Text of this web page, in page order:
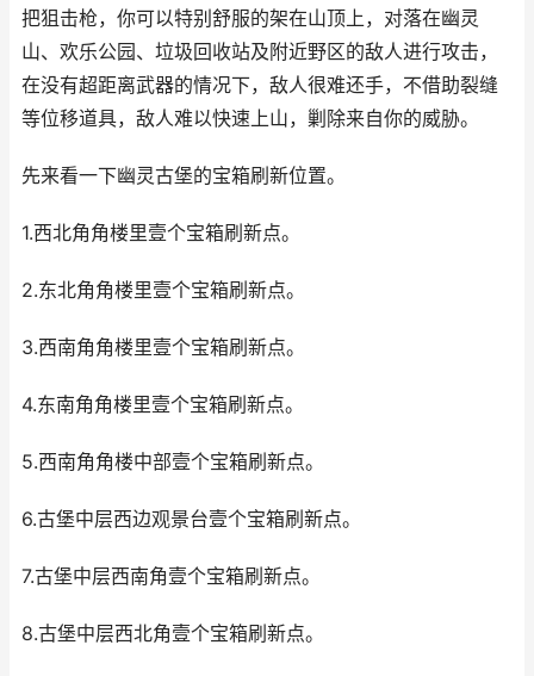
把狙击枪，你可以特别舒服的架在山顶上，对落在幽灵
山、欢乐公园、垃圾回收站及附近野区的敌人进行攻击，
在没有超距离武器的情况下，敌人很难还手，不借助裂缝
等位移道具，敌人难以快速上山，剿除来自你的威胁。
先来看一下幽灵古堡的宝箱刷新位置。
1.西北角角楼里壹个宝箱刷新点。
2.东北角角楼里壹个宝箱刷新点。
3.西南角角楼里壹个宝箱刷新点。
4.东南角角楼里壹个宝箱刷新点。
5.西南角角楼中部壹个宝箱刷新点。
6.古堡中层西边观景台壹个宝箱刷新点。
7.古堡中层西南角壹个宝箱刷新点。
8.古堡中层西北角壹个宝箱刷新点。